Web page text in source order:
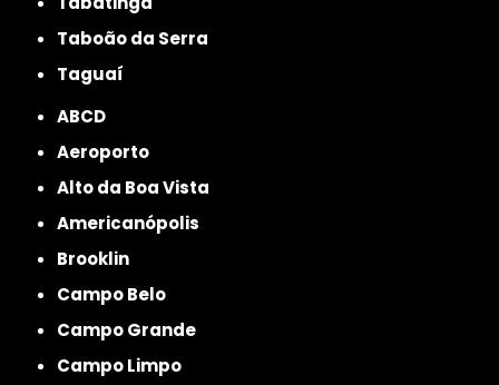
Taboão da Serra
Taguaí
ABCD
Aeroporto
Alto da Boa Vista
Americanópolis
Brooklin
Campo Belo
Campo Grande
Campo Limpo